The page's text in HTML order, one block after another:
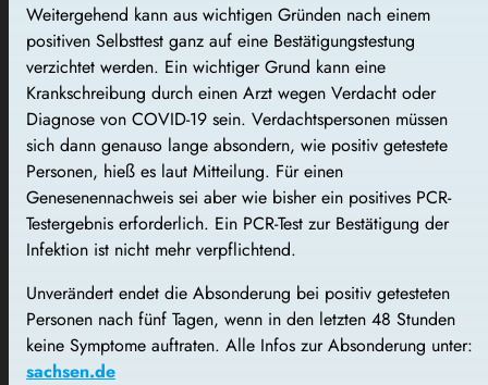
Weitergehend kann aus wichtigen Gründen nach einem
positiven Selbsttest ganz auf eine Bestätigungstestung
verzichtet werden. Ein wichtiger Grund kann eine
Krankschreibung durch einen Arzt wegen Verdacht oder
Diagnose von COVID-19 sein. Verdachtspersonen müssen
sich dann genauso lange absondern, wie positiv getestete
Personen, hieß es laut Mitteilung. Für einen
Genesenennachweis sei aber wie bisher ein positives PCR-
Testergebnis erforderlich. Ein PCR-Test zur Bestätigung der
Infektion ist nicht mehr verpflichtend.
Unverändert endet die Absonderung bei positiv getesteten
Personen nach fünf Tagen, wenn in den letzten 48 Stunden
keine Symptome auftraten. Alle Infos zur Absonderung unter:
sachsen.de